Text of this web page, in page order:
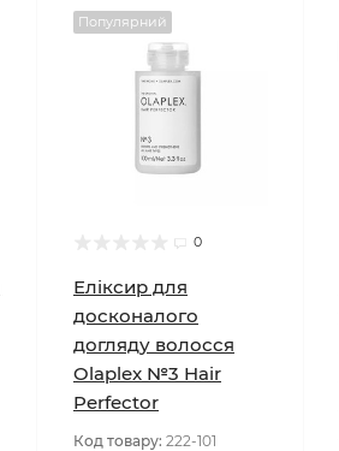
Популярний
0
Еліксир для
досконалого
догляду волосся
Olaplex №3 Hair
Perfector
Код товару: 222-101